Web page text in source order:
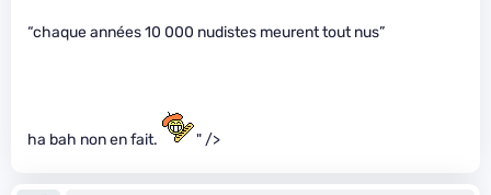
“chaque années 10 000 nudistes meurent tout nus”
ha bah non en fait. " />